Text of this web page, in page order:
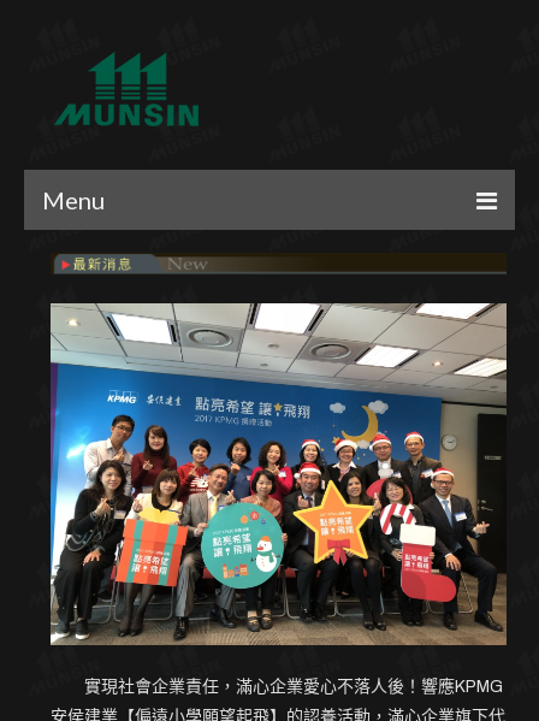
Menu
．最新消息
．公司簡介
．代理品牌
．投資人專區
．人力資源
．員工專區
．團體制服
．線上購物
．聯絡我們
實現社會企業責任，滿心企業愛心不落人後！響應KPMG
安侯建業【偏遠小學願望起飛】的認養活動，滿心企業旗下代